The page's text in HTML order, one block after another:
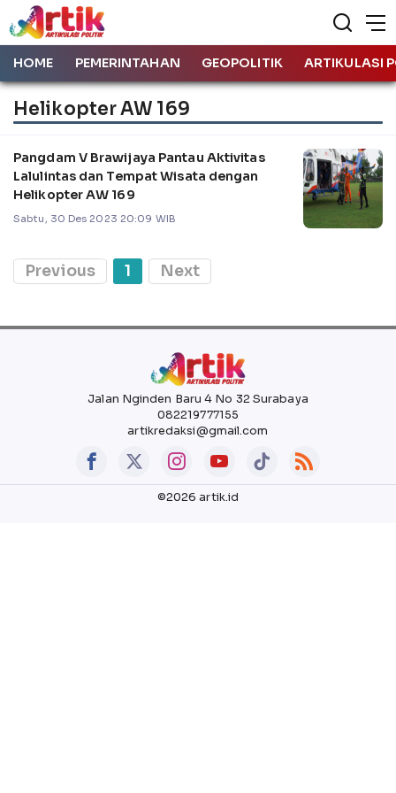
HOME PEMERINTAHAN GEOPOLITIK ARTIKULASI
Helikopter AW 169
Pangdam V Brawijaya Pantau Aktivitas
Lalulintas dan Tempat Wisata dengan
Helikopter AW 169
Sabtu, 30 Des 2023 20:09 WIB
Previous 1 Next
Jalan Nginden Baru 4 No 32 Surabaya
082219777155
artikredaksi@gmail.com
©2026 artik.id